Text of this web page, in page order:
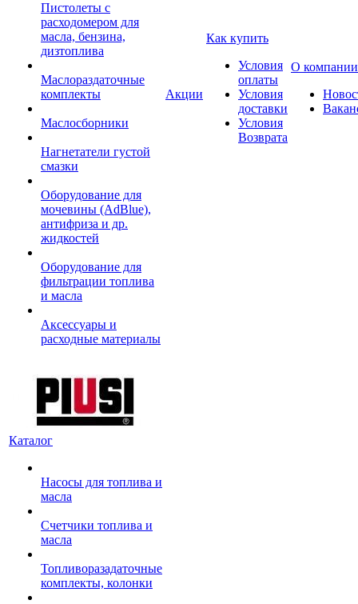
Пистолеты с
расходомером для
масла, бензина,
дизтоплива
Маслораздаточные
комплекты
Маслосборники
Нагнетатели густой
смазки
Оборудование для
мочевины (AdBlue),
антифриза и др.
жидкостей
Оборудование для
фильтрации топлива
и масла
Аксессуары и
расходные материалы
Акции
Как купить
Условия
оплаты
Условия
доставки
Условия
Возврата
О компании
Каталог
Насосы для топлива и
масла
Счетчики топлива и
масла
Топливоразадаточные
комплекты, колонки